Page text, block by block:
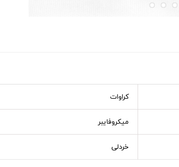
کراوات
میکروفایبر
خردلی